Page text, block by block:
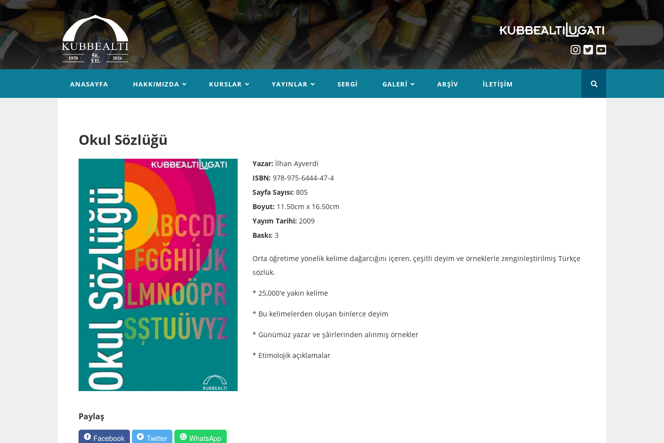
ANASAYFA HAKKIMIZDA KURSLAR YAYINLAR SERGI GALERI ARŞIV İLETIŞIM
Okul Sözlüğü
Yazar: İlhan Ayverdi
ISBN: 978-975-6444-47-4
Sayfa Sayısı: 805
Boyut: 11.50cm x 16.50cm
Yayım Tarihi: 2009
Baskı: 3
Orta öğretime yönelik kelime dağarcığını içeren, çeşitli deyim ve örneklerle zenginleştirilmiş Türkçe
sözlük.
* 25,000'e yakın kelime
* Bu kelimelerden oluşan binlerce deyim
* Günümüz yazar ve şâirlerinden alınmış örnekler
* Etimolojik açıklamalar
Paylaş
Facebook Twitter WhatsApp